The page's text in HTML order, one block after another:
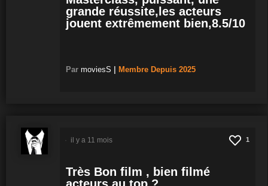
grande réussite,les acteurs
jouent extrêmement bien,8.5/10
Par moviesS Membre Depuis 2025
1
Très Bon film , bien filmé
il y a 11 mois